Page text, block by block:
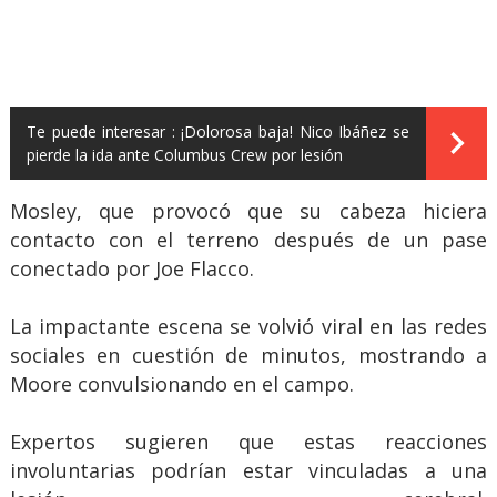
Te puede interesar : ¡Dolorosa baja! Nico Ibáñez se
pierde la ida ante Columbus Crew por lesión
Mosley, que provocó que su cabeza hiciera
contacto con el terreno después de un pase
conectado por Joe Flacco.
La impactante escena se volvió viral en las redes
sociales en cuestión de minutos, mostrando a
Moore convulsionando en el campo.
Expertos sugieren que estas reacciones
involuntarias podrían estar vinculadas a una